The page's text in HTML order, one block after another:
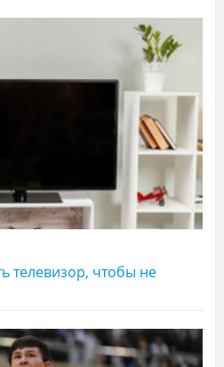
телевизор, чтобы не